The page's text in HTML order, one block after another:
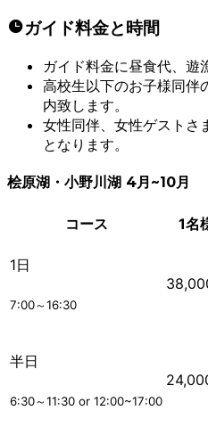
ガイド料金と時間
ガイド料金に昼食代、遊
高校生以下のお子様同伴
内致します。
女性同伴、女性ゲストさ
となります。
桧原湖・小野川湖 4月~10月
コース 1名
1日
7:00～16:30
半日
6:30～11:30 or 12:00~17:00